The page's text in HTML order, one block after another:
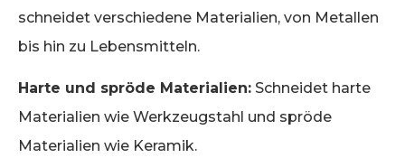
schneidet verschiedene Materialien, von Metallen
bis hin zu Lebensmitteln.
Harte und spröde Materialien: Schneidet harte
Materialien wie Werkzeugstahl und spröde
Materialien wie Keramik.